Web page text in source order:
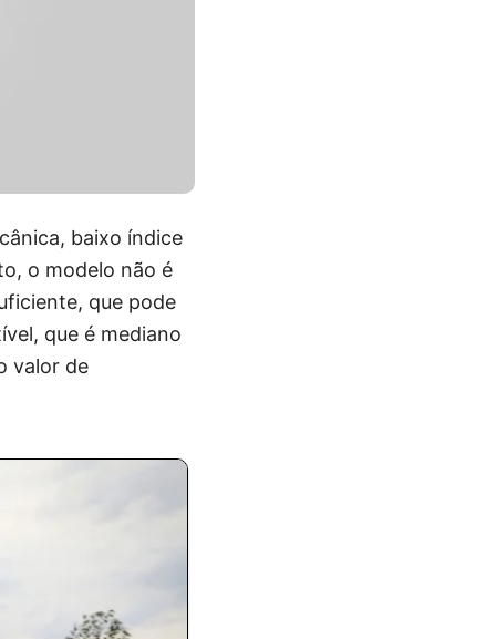
baixo índice
o modelo não é
que pode
que é mediano
valor de